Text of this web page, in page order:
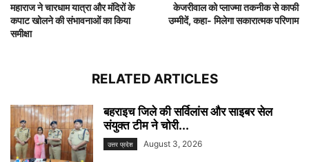
महाराज ने चारधाम यात्रा और मंदिरों के
कपाट खोलने की संभावनाओं का किया
समीक्षा
केजरीवाल को प्लाज्मा तकनीक से काफी
उम्‍मीदें, कहा- मिलेगा सकारात्मक परिणाम
RELATED ARTICLES
बहराइच जिले की सर्विलांस और साइबर सेल
संयुक्त टीम ने चोरी...
उत्तर प्रदेश August 3, 2026